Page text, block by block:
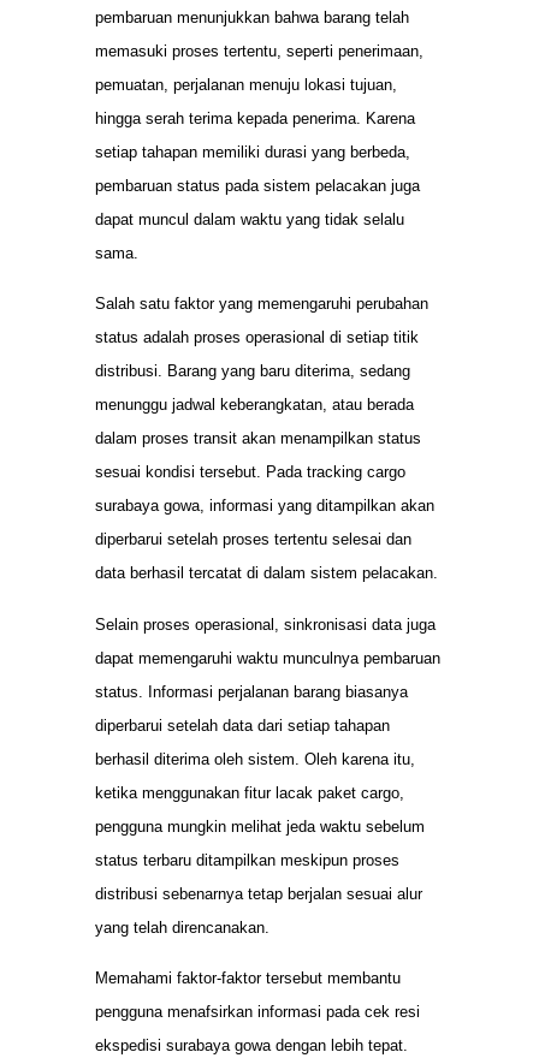
pembaruan menunjukkan bahwa barang telah
memasuki proses tertentu, seperti penerimaan,
pemuatan, perjalanan menuju lokasi tujuan,
hingga serah terima kepada penerima. Karena
setiap tahapan memiliki durasi yang berbeda,
pembaruan status pada sistem pelacakan juga
dapat muncul dalam waktu yang tidak selalu
sama.
Salah satu faktor yang memengaruhi perubahan
status adalah proses operasional di setiap titik
distribusi. Barang yang baru diterima, sedang
menunggu jadwal keberangkatan, atau berada
dalam proses transit akan menampilkan status
sesuai kondisi tersebut. Pada tracking cargo
surabaya gowa, informasi yang ditampilkan akan
diperbarui setelah proses tertentu selesai dan
data berhasil tercatat di dalam sistem pelacakan.
Selain proses operasional, sinkronisasi data juga
dapat memengaruhi waktu munculnya pembaruan
status. Informasi perjalanan barang biasanya
diperbarui setelah data dari setiap tahapan
berhasil diterima oleh sistem. Oleh karena itu,
ketika menggunakan fitur lacak paket cargo,
pengguna mungkin melihat jeda waktu sebelum
status terbaru ditampilkan meskipun proses
distribusi sebenarnya tetap berjalan sesuai alur
yang telah direncanakan.
Memahami faktor-faktor tersebut membantu
pengguna menafsirkan informasi pada cek resi
ekspedisi surabaya gowa dengan lebih tepat.